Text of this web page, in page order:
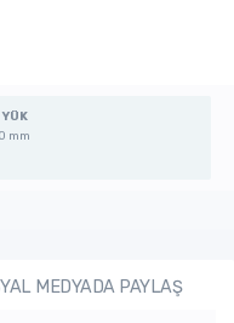
YÜK
mm
MEDYADA PAYLAŞ